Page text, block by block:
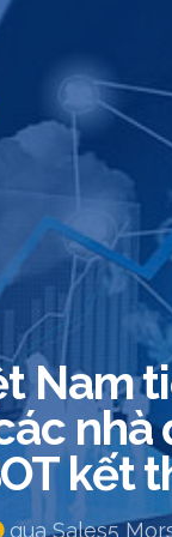
Nam
kết
qua Sales5